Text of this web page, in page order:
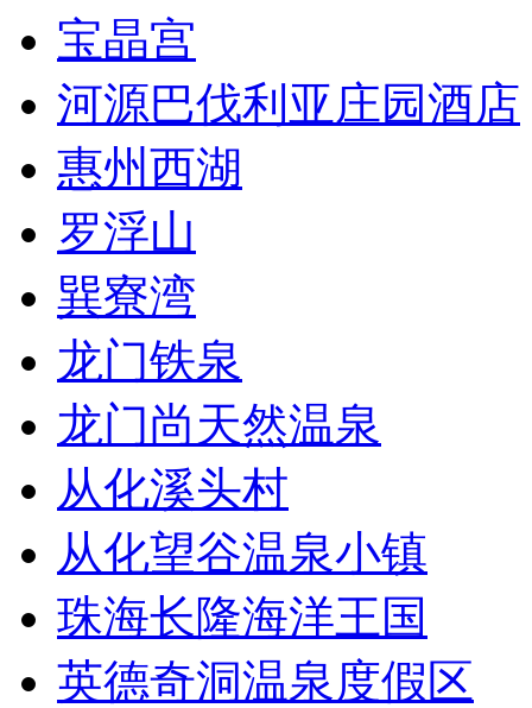
宝晶宫
河源巴伐利亚庄园酒店
惠州西湖
罗浮山
巽寮湾
龙门铁泉
龙门尚天然温泉
从化溪头村
从化望谷温泉小镇
珠海长隆海洋王国
英德奇洞温泉度假区